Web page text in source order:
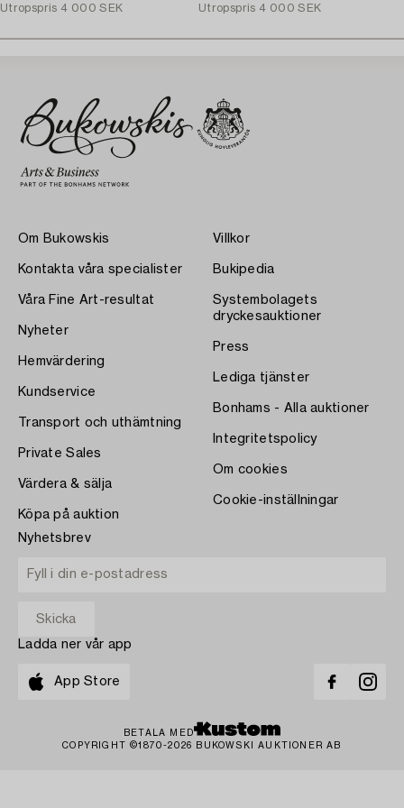
Utropspris 4 000 SEK
Utropspris 4 000 SEK
Om Bukowskis
Kontakta våra specialister
Våra Fine Art-resultat
Nyheter
Hemvärdering
Kundservice
Transport och uthämtning
Private Sales
Värdera & sälja
Köpa på auktion
Villkor
Bukipedia
Systembolagets
dryckesauktioner
Press
Lediga tjänster
Bonhams - Alla auktioner
Integritetspolicy
Om cookies
Cookie-inställningar
Nyhetsbrev
Ladda ner vår app
App Store
BETALA MED
COPYRIGHT ©1870-2026 BUKOWSKI AUKTIONER AB